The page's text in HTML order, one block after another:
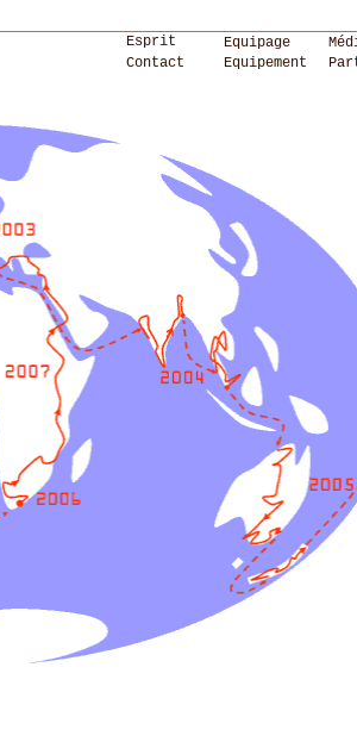
Esprit Equipage
Contact
Equipement